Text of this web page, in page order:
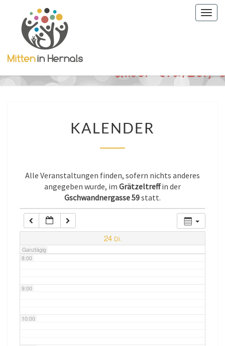
KALENDER
Alle Veranstaltungen finden, sofern nichts anderes
angegeben wurde, im Grätzeltreffin der
Gschwandnergasse 59statt.
24 Di.
Ganztägig
0:00
1:00
2:00
7:00
8:00
9:00
10:00